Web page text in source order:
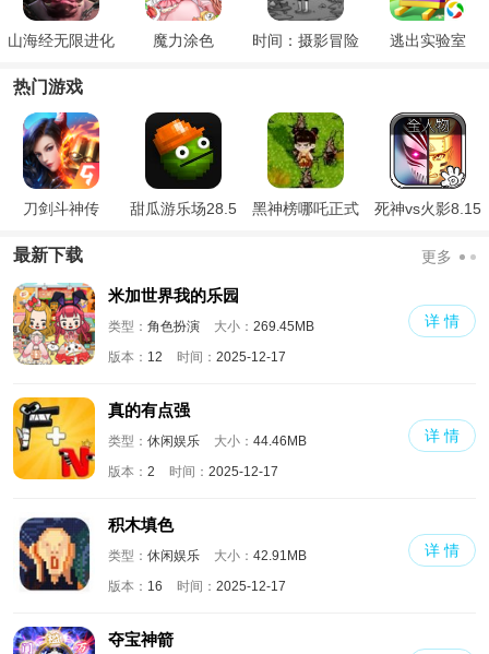
山海经无限进化 魔力涂色 时间：摄影冒险 逃出实验室
热门游戏
刀剑斗神传
甜瓜游乐场28.5
黑神榜哪吒正式
死神vs火影8.15
最新下载 更多
米加世界我的乐园
类型： 角色扮演 大小： 269.45MB
版本： 12 时间： 2025-12-17
详 情
真的有点强
类型： 休闲娱乐 大小： 44.46MB
版本： 2 时间： 2025-12-17
详 情
积木填色
类型： 休闲娱乐 大小： 42.91MB
版本： 16 时间： 2025-12-17
详 情
夺宝神箭